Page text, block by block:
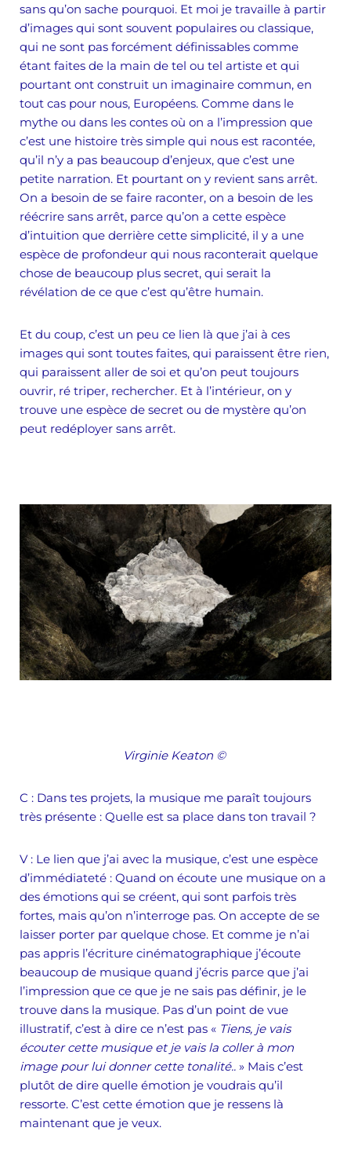
sans qu’on sache pourquoi. Et moi je travaille à partir
d’images qui sont souvent populaires ou classique,
qui ne sont pas forcément définissables comme
étant faites de la main de tel ou tel artiste et qui
pourtant ont construit un imaginaire commun, en
tout cas pour nous, Européens. Comme dans le
mythe ou dans les contes où on a l’impression que
c’est une histoire très simple qui nous est racontée,
qu’il n’y a pas beaucoup d’enjeux, que c’est une
petite narration. Et pourtant on y revient sans arrêt.
On a besoin de se faire raconter, on a besoin de les
réécrire sans arrêt, parce qu’on a cette espèce
d’intuition que derrière cette simplicité, il y a une
espèce de profondeur qui nous raconterait quelque
chose de beaucoup plus secret, qui serait la
révélation de ce que c’est qu’être humain.
Et du coup, c’est un peu ce lien là que j’ai à ces
images qui sont toutes faites, qui paraissent être rien,
qui paraissent aller de soi et qu’on peut toujours
ouvrir, ré triper, rechercher. Et à l’intérieur, on y
trouve une espèce de secret ou de mystère qu’on
peut redéployer sans arrêt.
Virginie Keaton ©
C : Dans tes projets, la musique me paraît toujours
très présente : Quelle est sa place dans ton travail ?
V : Le lien que j’ai avec la musique, c’est une espèce
d’immédiateté : Quand on écoute une musique on a
des émotions qui se créent, qui sont parfois très
fortes, mais qu’on n’interroge pas. On accepte de se
laisser porter par quelque chose. Et comme je n’ai
pas appris l’écriture cinématographique j’écoute
beaucoup de musique quand j’écris parce que j’ai
l’impression que ce que je ne sais pas définir, je le
trouve dans la musique. Pas d’un point de vue
illustratif, c’est à dire ce n’est pas « Tiens, je vais
écouter cette musique et je vais la coller à mon
image pour lui donner cette tonalité.. » Mais c’est
plutôt de dire quelle émotion je voudrais qu’il
ressorte. C’est cette émotion que je ressens là
maintenant que je veux.